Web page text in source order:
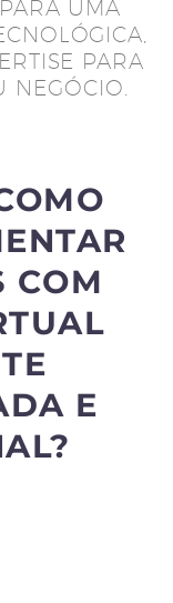
UMA
PARA
NEGÓCIO.
COM
E